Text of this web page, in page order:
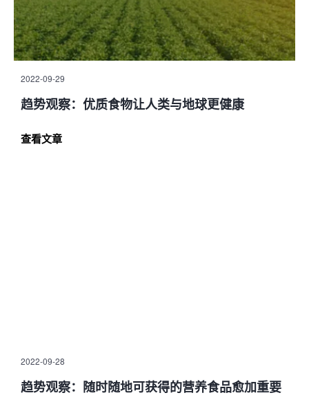
2022-09-29
趋势观察：优质食物让人类与地球更健康
查看文章
2022-09-28
趋势观察：随时随地可获得的营养食品愈加重要